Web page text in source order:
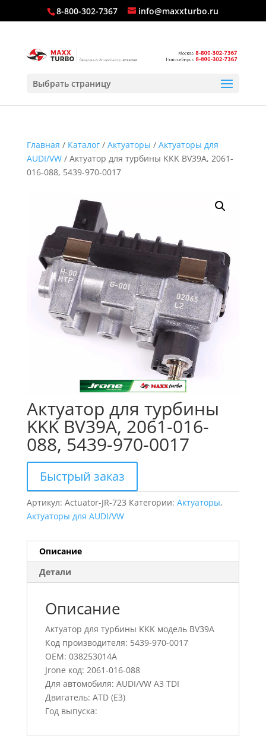
8-800-302-7367 info@maxxturbo.ru
Выбрать страницу
Главная / Каталог/ Актуаторы / Актуаторы для
AUDI/VW/ Актуатор для турбины KKK BV39A, 2061-
016-088, 5439-970-0017
Актуатор для турбины
KKK BV39A, 2061-016-
088, 5439-970-0017
Быстрый заказ
Артикул: Actuator-JR-723 Категории: Актуаторы,
Актуаторы для AUDI/VW
Описание
Детали
Описание
Актуатор для турбины KKK модель BV39A
Код производителя: 5439-970-0017
OEM: 038253014A
Jrone код: 2061-016-088
Для автомобиля: AUDI/VW A3 TDI
Двигатель: ATD (E3)
Год выпуска: